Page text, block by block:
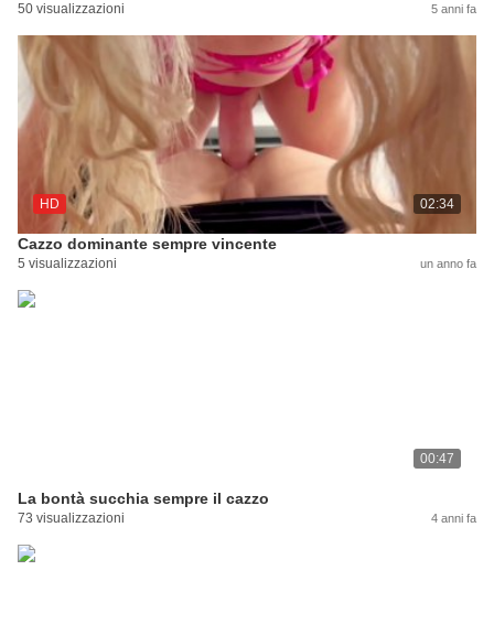
50 visualizzazioni 5 anni fa
HD 02:34
Cazzo dominante sempre vincente
5 visualizzazioni un anno fa
00:47
La bontà succhia sempre il cazzo
73 visualizzazioni 4 anni fa